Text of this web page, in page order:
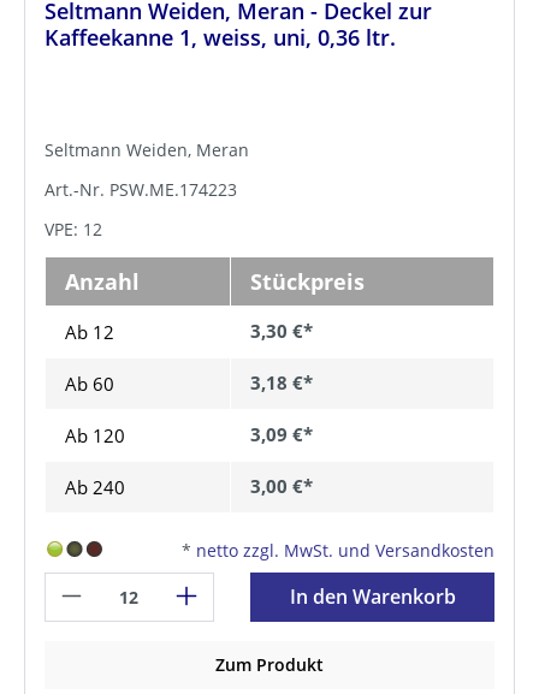
Seltmann Weiden, Meran - Deckel zur
Kaffeekanne 1, weiss, uni, 0,36 ltr.
Seltmann Weiden, Meran
Art.-Nr. PSW.ME.174223
VPE: 12
Anzahl Stückpreis
Ab 12 3,30 €*
Ab 60 3,18 €*
Ab 120 3,09 €*
Ab 240 3,00 €*
* netto zzgl. MwSt. und Versandkosten
In den Warenkorb
Zum Produkt